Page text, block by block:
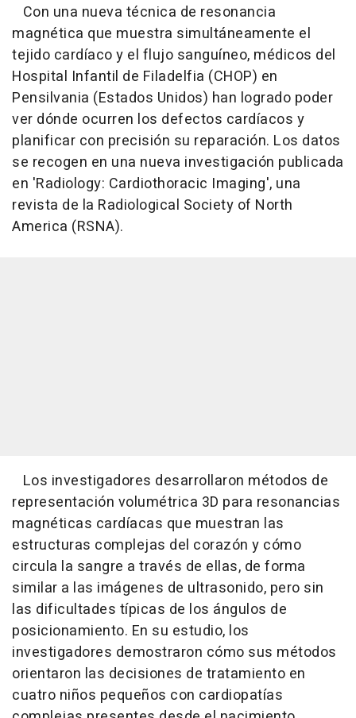
Con una nueva técnica de resonancia
magnética que muestra simultáneamente el
tejido cardíaco y el flujo sanguíneo, médicos del
Hospital Infantil de Filadelfia (CHOP) en
Pensilvania (Estados Unidos) han logrado poder
ver dónde ocurren los defectos cardíacos y
planificar con precisión su reparación. Los datos
se recogen en una nueva investigación publicada
en 'Radiology: Cardiothoracic Imaging', una
revista de la Radiological Society of North
America (RSNA).
Los investigadores desarrollaron métodos de
representación volumétrica 3D para resonancias
magnéticas cardíacas que muestran las
estructuras complejas del corazón y cómo
circula la sangre a través de ellas, de forma
similar a las imágenes de ultrasonido, pero sin
las dificultades típicas de los ángulos de
posicionamiento. En su estudio, los
investigadores demostraron cómo sus métodos
orientaron las decisiones de tratamiento en
cuatro niños pequeños con cardiopatías